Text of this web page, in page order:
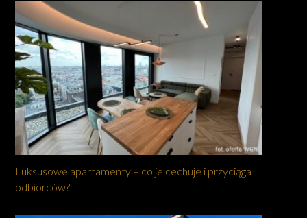
Luksusowe apartamenty – co je cechuje i przyciąga
odbiorców?